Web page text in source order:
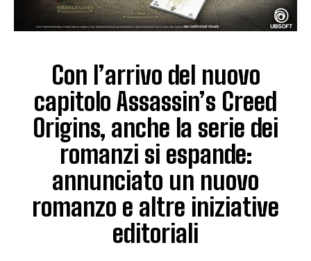
Con l’arrivo del nuovo
capitolo Assassin’s Creed
Origins, anche la serie dei
romanzi si espande:
annunciato un nuovo
romanzo e altre iniziative
editoriali